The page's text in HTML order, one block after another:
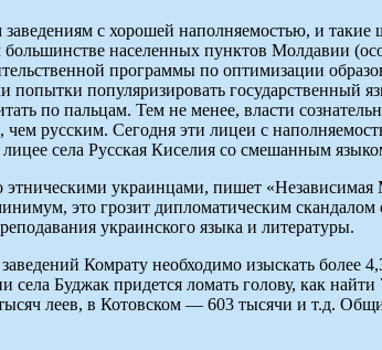
с хорошей наполняемостью, и
населенных пунктов Молдавии
программы по оптимизации
популяризировать государственный
по пальцам. Тем не менее, власти
русским. Сегодня эти лицеи с
села Русская Киселия со смешанным
украинцами, пишет
это грозит дипломатическим
украинского языка и литературы.
Комрату необходимо изыскать
Буджак придется ломать голову, как
леев, в Котовском — 603 тысячи и т.д.